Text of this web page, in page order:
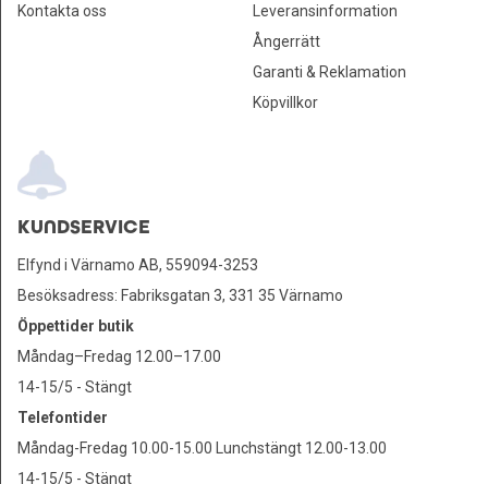
Kontakta oss
Leveransinformation
Ångerrätt
Garanti & Reklamation
Köpvillkor
KUNDSERVICE
Elfynd i Värnamo AB, 559094-3253
Besöksadress: Fabriksgatan 3, 331 35 Värnamo
Öppettider butik
Måndag–Fredag 12.00–17.00
14-15/5 - Stängt
Telefontider
Måndag-Fredag 10.00-15.00 Lunchstängt 12.00-13.00
14-15/5 - Stängt